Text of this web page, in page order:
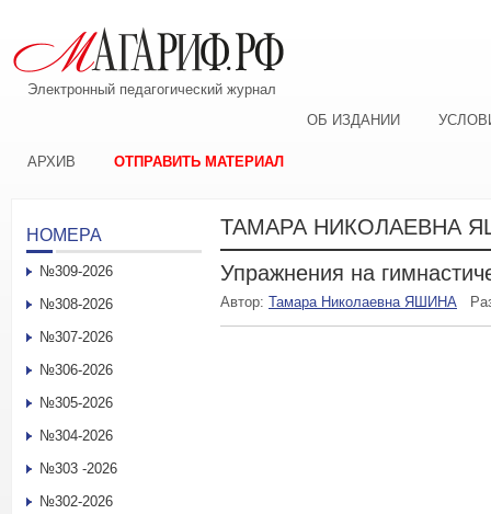
Электронный педагогический журнал
ОБ ИЗДАНИИ
АРХИВ ОТПРАВИТЬ МАТЕРИАЛ
ТАМАРА НИКОЛАЕВНА
Упражнения на
Автор: Тамара Николаевна ЯШИНА
НОМЕРА
№309-2026
№308-2026
№307-2026
№306-2026
№305-2026
№304-2026
№303 -2026
№302-2026